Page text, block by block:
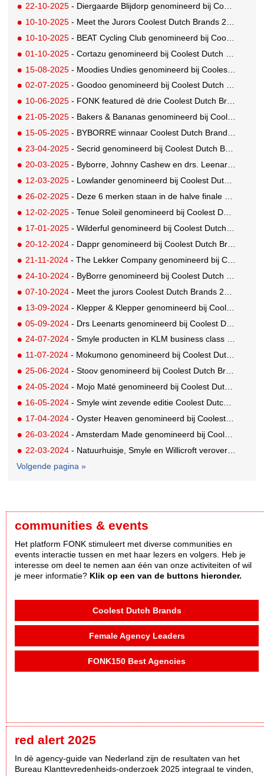
22-10-2025 - Diergaarde Blijdorp genomineerd bij Coolest Dutch Brands 2025
10-10-2025 - Meet the Jurors Coolest Dutch Brands 2025/2026!
10-10-2025 - BEAT Cycling Club genomineerd bij Coolest Dutch Brands
01-10-2025 - Cortazu genomineerd bij Coolest Dutch Brands
15-08-2025 - Moodies Undies genomineerd bij Coolest Dutch Brands
02-07-2025 - Goodoo genomineerd bij Coolest Dutch Brands
10-06-2025 - FONK featured dè drie Coolest Dutch Brands van 2025
21-05-2025 - Bakers & Bananas genomineerd bij Coolest Dutch Brands
15-05-2025 - BYBORRE winnaar Coolest Dutch Brands Award 2024!
23-04-2025 - Secrid genomineerd bij Coolest Dutch Brands
20-03-2025 - Byborre, Johnny Cashew en drs. Leenarts in Finale Coolest Dutch Brands 2024
12-03-2025 - Lowlander genomineerd bij Coolest Dutch Brands
26-02-2025 - Deze 6 merken staan in de halve finale Coolest Dutch Brands 2024!
12-02-2025 - Tenue Soleil genomineerd bij Coolest Dutch Brands
17-01-2025 - Wilderful genomineerd bij Coolest Dutch Brands
20-12-2024 - Dappr genomineerd bij Coolest Dutch Brands
21-11-2024 - The Lekker Company genomineerd bij Coolest Dutch Brands
24-10-2024 - ByBorre genomineerd bij Coolest Dutch Brands 2024
07-10-2024 - Meet the jurors Coolest Dutch Brands 2024/2025!
13-09-2024 - Klepper & Klepper genomineerd bij Coolest Dutch Brands
05-09-2024 - Drs Leenarts genomineerd bij Coolest Dutch Brands 2024
24-07-2024 - Smyle producten in KLM business class kits
11-07-2024 - Mokumono genomineerd bij Coolest Dutch Brands
25-06-2024 - Stoov genomineerd bij Coolest Dutch Brands
24-05-2024 - Mojo Maté genomineerd bij Coolest Dutch Brands 2024
16-05-2024 - Smyle wint zevende editie Coolest Dutch Brands
17-04-2024 - Oyster Heaven genomineerd bij Coolest Dutch Brands 2024
26-03-2024 - Amsterdam Made genomineerd bij Coolest Dutch Brands
22-03-2024 - Natuurhuisje, Smyle en Willicroft veroveren finaleplaats bij Coolest Dutch Brands 2023
Volgende pagina »
communities & events
Het platform FONK stimuleert met diverse communities en
events interactie tussen en met haar lezers en volgers. Heb je
interesse om deel te nemen aan één van onze activiteiten of wil
je meer informatie? Klik op een van de buttons hieronder.
Coolest Dutch Brands
Female Agency Leaders
FONK150 Best Agencies
red alert 2025
In dè agency-guide van Nederland zijn de resultaten van het
Bureau Klanttevredenheids-onderzoek 2025 integraal te vinden,